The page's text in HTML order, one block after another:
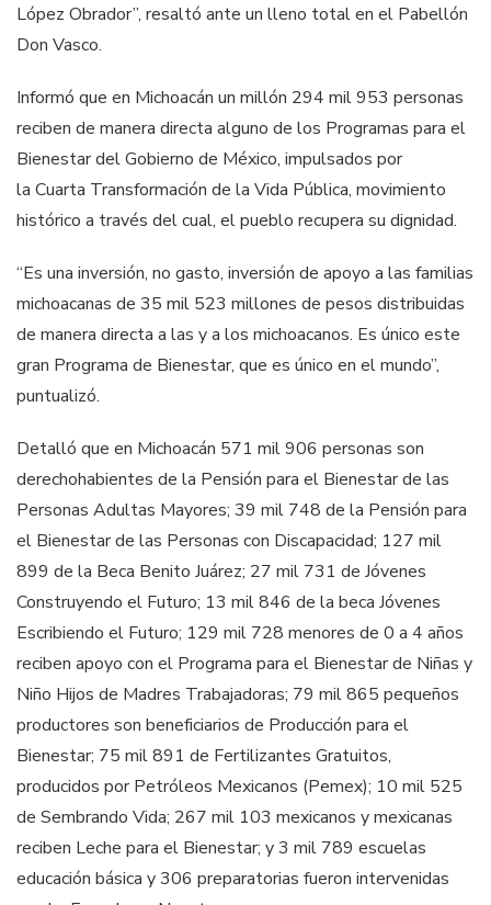
López Obrador”, resaltó ante un lleno total en el Pabellón
Don Vasco.
Informó que en Michoacán un millón 294 mil 953 personas
reciben de manera directa alguno de los Programas para el
Bienestar del Gobierno de México, impulsados por
la Cuarta Transformación de la Vida Pública, movimiento
histórico a través del cual, el pueblo recupera su dignidad.
“Es una inversión, no gasto, inversión de apoyo a las familias
michoacanas de 35 mil 523 millones de pesos distribuidas
de manera directa a las y a los michoacanos. Es único este
gran Programa de Bienestar, que es único en el mundo”,
puntualizó.
Detalló que en Michoacán 571 mil 906 personas son
derechohabientes de la Pensión para el Bienestar de las
Personas Adultas Mayores; 39 mil 748 de la Pensión para
el Bienestar de las Personas con Discapacidad; 127 mil
899 de la Beca Benito Juárez; 27 mil 731 de Jóvenes
Construyendo el Futuro; 13 mil 846 de la beca Jóvenes
Escribiendo el Futuro; 129 mil 728 menores de 0 a 4 años
reciben apoyo con el Programa para el Bienestar de Niñas y
Niño Hijos de Madres Trabajadoras; 79 mil 865 pequeños
productores son beneficiarios de Producción para el
Bienestar; 75 mil 891 de Fertilizantes Gratuitos,
producidos por Petróleos Mexicanos (Pemex); 10 mil 525
de Sembrando Vida; 267 mil 103 mexicanos y mexicanas
reciben Leche para el Bienestar; y 3 mil 789 escuelas
educación básica y 306 preparatorias fueron intervenidas